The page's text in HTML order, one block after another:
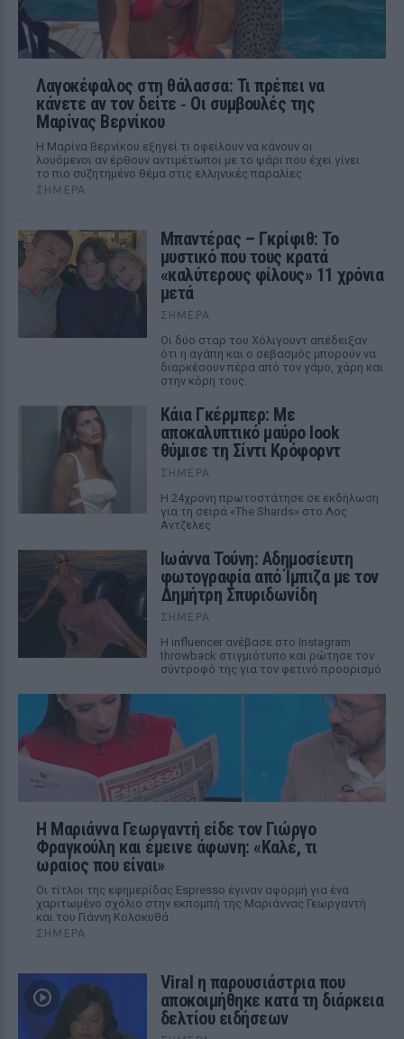
Λαγοκέφαλος στη θάλασσα: Τι πρέπει να
κάνετε αν τον δείτε ‑ Οι συμβουλές της
Μαρίνας Βερνίκου
Η Μαρίνα Βερνίκου εξηγεί τι οφείλουν να κάνουν οι
λουόμενοι αν έρθουν αντιμέτωποι με το ψάρι που έχει γίνει
το πιο συζητημένο θέμα στις ελληνικές παραλίες
ΣΉΜΕΡΑ
Μπαντέρας – Γκρίφιθ: Το
μυστικό που τους κρατά
«καλύτερους φίλους» 11 χρόνια
μετά
ΣΉΜΕΡΑ
Οι δύο σταρ του Χόλιγουντ απέδειξαν
ότι η αγάπη και ο σεβασμός μπορούν να
διαρκέσουν πέρα από τον γάμο, χάρη και
στην κόρη τους.
Κάια Γκέρμπερ: Με
αποκαλυπτικό μαύρο look
θύμισε τη Σίντι Κρόφορντ
ΣΉΜΕΡΑ
Η 24χρονη πρωτοστάτησε σε εκδήλωση
για τη σειρά «The Shards» στο Λος
Αντζελες
Ιωάννα Τούνη: Αδημοσίευτη
φωτογραφία από Ίμπιζα με τον
Δημήτρη Σπυριδωνίδη
ΣΉΜΕΡΑ
Η influencer ανέβασε στο Instagram
throwback στιγμιότυπο και ρώτησε τον
σύντροφό της για τον φετινό προορισμό
Η Μαριάννα Γεωργαντή είδε τον Γιώργο
Φραγκούλη και έμεινε άφωνη: «Καλέ, τι
ωραίος που είναι»
Οι τίτλοι της εφημερίδας Espresso έγιναν αφορμή για ένα
χαριτωμένο σχόλιο στην εκπομπή της Μαριάννας Γεωργαντή
και του Γιάννη Κολοκυθά
ΣΉΜΕΡΑ
Viral η παρουσιάστρια που
αποκοιμήθηκε κατά τη διάρκεια
δελτίου ειδήσεων